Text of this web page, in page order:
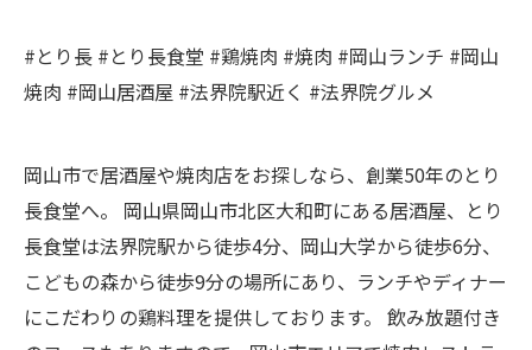
#とり長 #とり長食堂 #鶏焼肉 #焼肉 #岡山ランチ #岡山
焼肉 #岡山居酒屋 #法界院駅近く #法界院グルメ
岡山市で居酒屋や焼肉店をお探しなら、創業50年のとり
長食堂へ。 岡山県岡山市北区大和町にある居酒屋、とり
長食堂は法界院駅から徒歩4分、岡山大学から徒歩6分、
こどもの森から徒歩9分の場所にあり、ランチやディナー
にこだわりの鶏料理を提供しております。 飲み放題付き